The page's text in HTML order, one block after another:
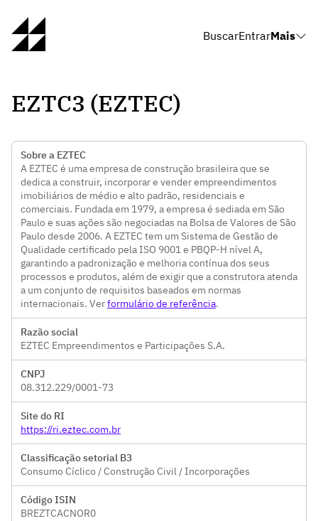
BuscarEntrarMais
EZTC3 (EZTEC)
Sobre a EZTEC
A EZTEC é uma empresa de construção brasileira que se
dedica a construir, incorporar e vender empreendimentos
imobiliários de médio e alto padrão, residenciais e
comerciais. Fundada em 1979, a empresa é sediada em São
Paulo e suas ações são negociadas na Bolsa de Valores de São
Paulo desde 2006. A EZTEC tem um Sistema de Gestão de
Qualidade certificado pela ISO 9001 e PBQP-H nível A,
garantindo a padronização e melhoria contínua dos seus
processos e produtos, além de exigir que a construtora atenda
a um conjunto de requisitos baseados em normas
internacionais. Verformulário de referência.
Razão social
EZTEC Empreendimentos e Participações S.A.
CNPJ
08.312.229/0001-73
Site do RI
https://ri.eztec.com.br
Classificação setorial B3
Consumo Cíclico / Construção Civil / Incorporações
Código ISIN
BREZTCACNOR0